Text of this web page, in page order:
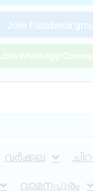
Join Facebook
Join WhatsApp
വർക്കല
വാമനപുരം